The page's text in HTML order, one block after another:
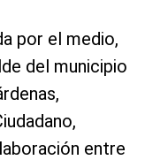
por el medio,
del municipio
entre